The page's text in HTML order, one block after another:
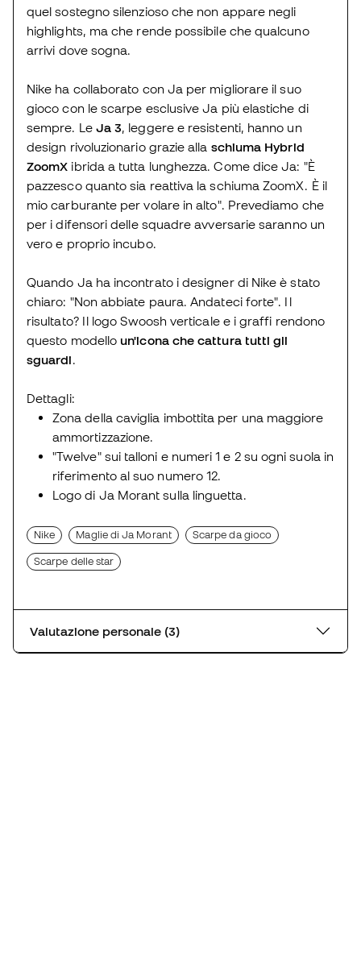
quel sostegno silenzioso che non appare negli
highlights, ma che rende possibile che qualcuno
arrivi dove sogna.
Nike ha collaborato con Ja per migliorare il suo
gioco con le scarpe esclusive Ja più elastiche di
sempre. Le Ja 3, leggere e resistenti, hanno un
design rivoluzionario grazie alla schiuma Hybrid
ZoomX ibrida a tutta lunghezza. Come dice Ja: "È
pazzesco quanto sia reattiva la schiuma ZoomX. È il
mio carburante per volare in alto". Prevediamo che
per i difensori delle squadre avversarie saranno un
vero e proprio incubo.
Quando Ja ha incontrato i designer di Nike è stato
chiaro: "Non abbiate paura. Andateci forte". Il
risultato? Il logo Swoosh verticale e i graffi rendono
questo modello un'icona che cattura tutti gli
sguardi.
Dettagli:
Zona della caviglia imbottita per una maggiore
ammortizzazione.
"Twelve" sui talloni e numeri 1 e 2 su ogni suola in
riferimento al suo numero 12.
Logo di Ja Morant sulla linguetta.
Nike Maglie di Ja Morant Scarpe da gioco
Scarpe delle star
Valutazione personale (3)